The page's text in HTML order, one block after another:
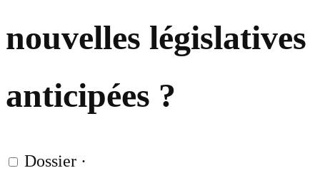
nouvelles législatives
anticipées ?
Dossier ·